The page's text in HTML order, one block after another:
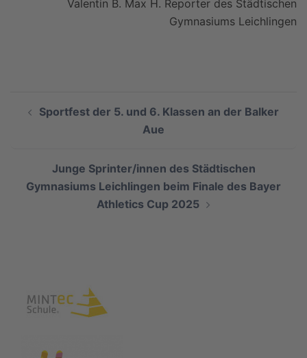
Valentin B. Max H. Reporter des Städtischen
Gymnasiums Leichlingen
Sportfest der 5. und 6. Klassen an der Balker
Aue
Junge Sprinter/innen des Städtischen
Gymnasiums Leichlingen beim Finale des Bayer
Athletics Cup 2025